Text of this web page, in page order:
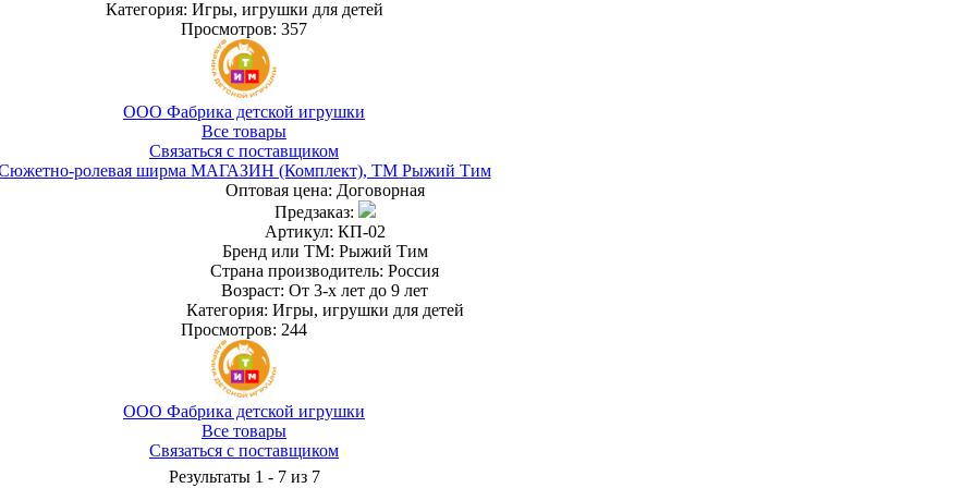
Категория: Игры, игрушки для детей
Просмотров: 357
ООО Фабрика детской игрушки
Все товары
Связаться с поставщиком
ролевая ширма МАГАЗИН (Комплект), ТМ Рыжий Тим
Оптовая цена: Договорная
Предзаказ:
Артикул: КП-02
Бренд или ТМ: Рыжий Тим
Страна производитель: Россия
Возраст: От 3-х лет до 9 лет
Категория: Игры, игрушки для детей
Просмотров: 244
ООО Фабрика детской игрушки
Все товары
Связаться с поставщиком
Результаты 1 - 7 из 7